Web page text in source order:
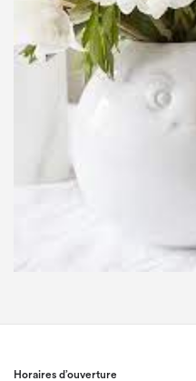
Horaires d’ouverture